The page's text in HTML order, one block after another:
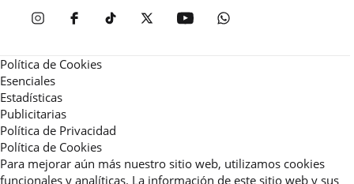
Política de Cookies
Esenciales
Estadísticas
Publicitarias
Política de Privacidad
Política de Cookies
Para mejorar aún más nuestro sitio web, utilizamos cookies
funcionales y analíticas. La información de este sitio web y sus